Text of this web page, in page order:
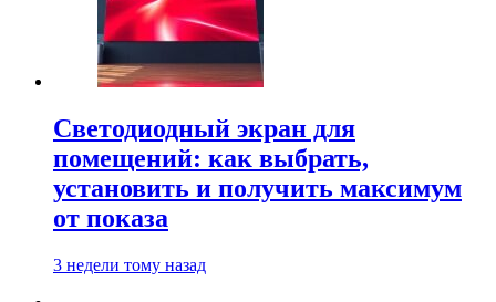
Светодиодный экран для
помещений: как выбрать,
установить и получить максимум
от показа
3 недели тому назад